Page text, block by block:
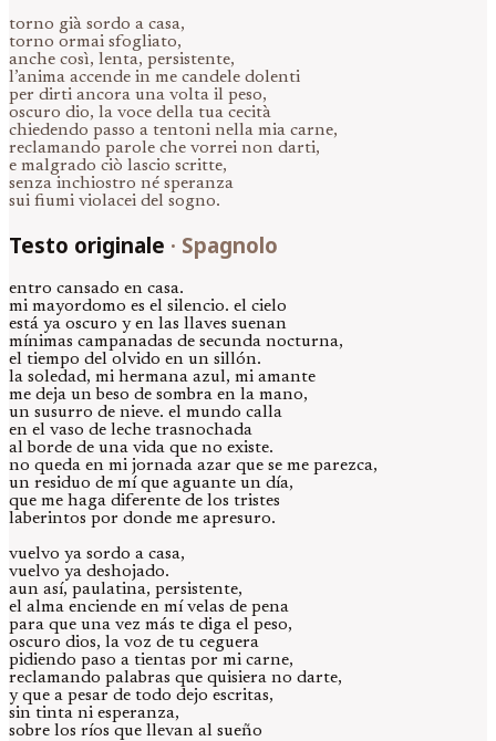
torno già sordo a casa,
torno ormai sfogliato,
anche così, lenta, persistente,
l’anima accende in me candele dolenti
per dirti ancora una volta il peso,
oscuro dio, la voce della tua cecità
chiedendo passo a tentoni nella mia carne,
reclamando parole che vorrei non darti,
e malgrado ciò lascio scritte,
senza inchiostro né speranza
sui fiumi violacei del sogno.
Testo originale · Spagnolo
entro cansado en casa.
mi mayordomo es el silencio. el cielo
está ya oscuro y en las llaves suenan
mínimas campanadas de secunda nocturna,
el tiempo del olvido en un sillón.
la soledad, mi hermana azul, mi amante
me deja un beso de sombra en la mano,
un susurro de nieve. el mundo calla
en el vaso de leche trasnochada
al borde de una vida que no existe.
no queda en mi jornada azar que se me parezca,
un residuo de mí que aguante un día,
que me haga diferente de los tristes
laberintos por donde me apresuro.
vuelvo ya sordo a casa,
vuelvo ya deshojado.
aun así, paulatina, persistente,
el alma enciende en mí velas de pena
para que una vez más te diga el peso,
oscuro dios, la voz de tu ceguera
pidiendo paso a tientas por mi carne,
reclamando palabras que quisiera no darte,
y que a pesar de todo dejo escritas,
sin tinta ni esperanza,
sobre los ríos que llevan al sueño